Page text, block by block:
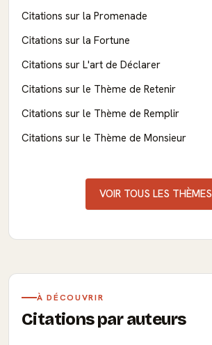
Citations sur la Promenade
Citations sur la Fortune
Citations sur L'art de Déclarer
Citations sur le Thème de Retenir
Citations sur le Thème de Remplir
Citations sur le Thème de Monsieur
VOIR TOUS LES THÈMES
À DÉCOUVRIR
Citations par auteurs